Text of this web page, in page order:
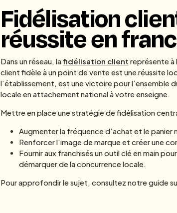
Fidélisation
réussite en
Dans un réseau, lafidélisation client représente à
client fidèle à un point de vente est une réussite
l’établissement, est une victoire pour
locale en attachement national à votre enseigne.
Mettre en place une stratégie de fidélisation
Augmenter la fréquence d’achat et le panier
Renforcer l’image de marque et créer une
Fournir aux franchisés un outil clé en main
démarquer de la concurrence locale.
Pour approfondir le sujet, consultez notre guide